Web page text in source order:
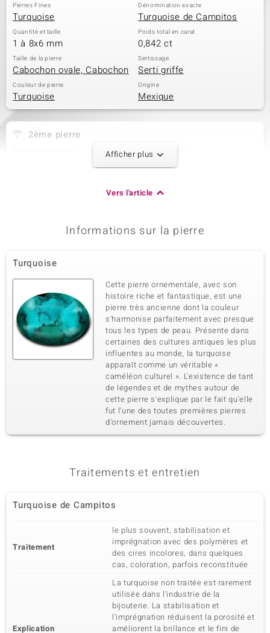
Pierres Fines
Turquoise
Dénomination exacte
Turquoise de Campitos
Quantité et taille
1 à 8x6 mm
Poids total en carat
0,842 ct
Taille de la pierre
Cabochon ovale, Cabochon
Sertissage
Serti griffe
Couleur de pierre
Turquoise
Origine
Mexique
2ème pierre
Quantité et taille
2 à 5 mm
Cabochon rond
Dénomination exacte
Turquoise de Campitos 2 à 3 mm
Poids total en carat
0,212 ct
Taille de la pierre
Cabochon rond
Sertissage
Serti griffe
Origine
Mexique
Turquoise de Campitos
Quantité et taille
2 à 2,5 mm
Taille de la pierre
Cabochon rond
Dénomination exacte
0,343 ct
Taille de la pierre
Rond
Origine
Tanzanie
Afficher plus
Vers l'article
Informations sur la pierre
Turquoise
Cette pierre ornementale, avec son
histoire riche et fantastique, est une
pierre très ancienne dont la couleur
s'harmonise parfaitement avec presque
tous les types de peau. Présente dans
certaines des cultures antiques les plus
influentes au monde, la turquoise
apparaît comme un véritable «
caméléon culturel ». L'existence de tant
de légendes et de mythes autour de
cette pierre s'explique par le fait qu'elle
fut l'une des toutes premières pierres
d'ornement jamais découvertes.
Traitements et entretien
Turquoise de Campitos
Traitement
le plus souvent, stabilisation et
imprégnation avec des polymères et
des cires incolores, dans quelques
cas, coloration, parfois reconstituée
Explication
La turquoise non traitée est rarement
utilisée dans l'industrie de la
bijouterie. La stabilisation et
l'imprégnation réduisent la porosité et
améliorent la brillance et le fini de